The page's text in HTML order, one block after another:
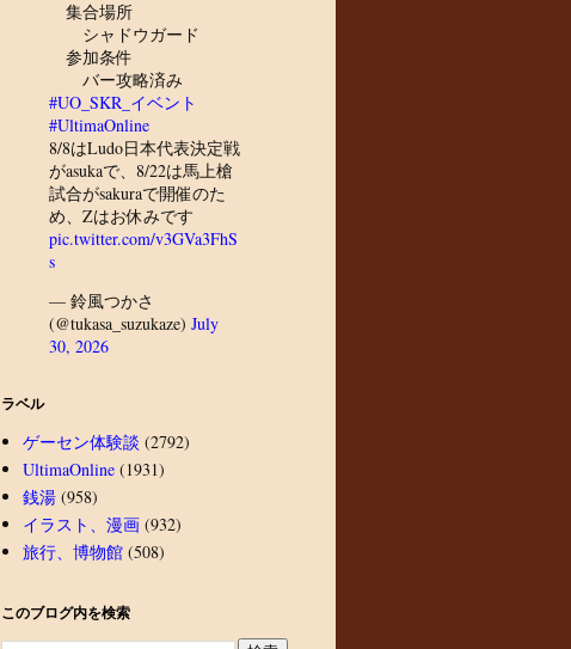
集合場所
シャドウガード
参加条件
バー攻略済み
#UO_SKR_イベント
#UltimaOnline
8/8はLudo日本代表決定戦
がasukaで、8/22は馬上槍
試合がsakuraで開催のた
め、Zはお休みです
pic.twitter.com/v3GVa3FhS
s
— 鈴風つかさ
(@tukasa_suzukaze) July
30, 2026
ラベル
ゲーセン体験談 (2792)
UltimaOnline (1931)
銭湯 (958)
イラスト、漫画 (932)
旅行、博物館 (508)
このブログ内を検索